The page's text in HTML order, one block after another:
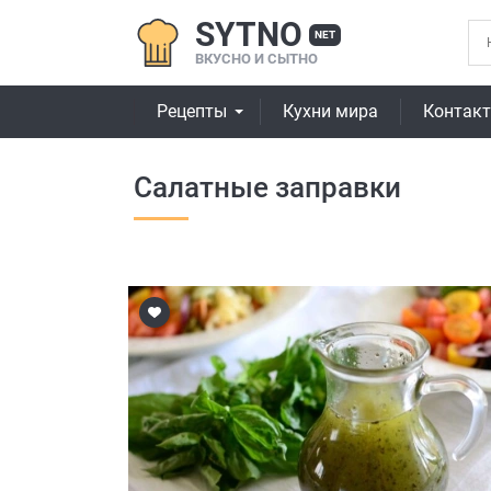
SYTNO NET
ВКУСНО И СЫТНО
Рецепты Кухни мира
Салатные заправки